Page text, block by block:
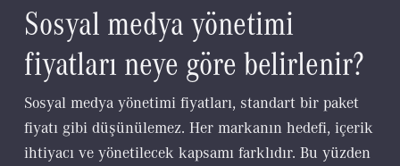
Sosyal medya yönetimi
fiyatları neye göre belirlenir?
Sosyal medya yönetimi fiyatları, standart bir paket
fiyatı gibi düşünülemez. Her markanın hedefi, içerik
ihtiyacı ve yönetilecek kapsamı farklıdır. Bu yüzden